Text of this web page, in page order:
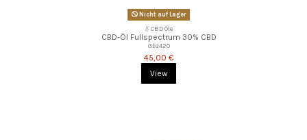
Nicht auf Lager
💧CBD Öle
CBD-Öl Fullspectrum 30% CBD
Gbz420
45,00 €
View